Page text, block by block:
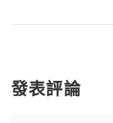
發表評論